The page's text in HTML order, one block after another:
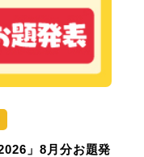
」8月分お題発